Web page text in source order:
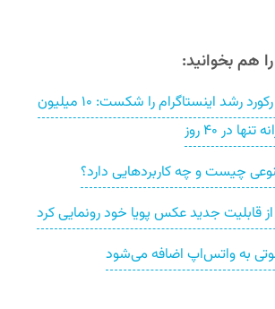
هم بخوانید:
ChatGPT رکورد رشد اینستاگرام را شکست: ۱۰ میلیون
در ۴۰ روز
چیست و چه کاربردهایی دارد؟
از قابلیت جدید عکس پویا خود رونمایی کرد
به واتس‌اپ اضافه می‌شود